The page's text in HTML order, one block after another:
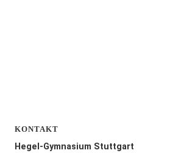
KONTAKT
Hegel-Gymnasium Stuttgart